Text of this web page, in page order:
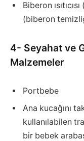
Biberon
(biberon
4- Seyahat ve
Malzemeler
Portbebe
Ana kucağını
kullanılabilen
bir bebek